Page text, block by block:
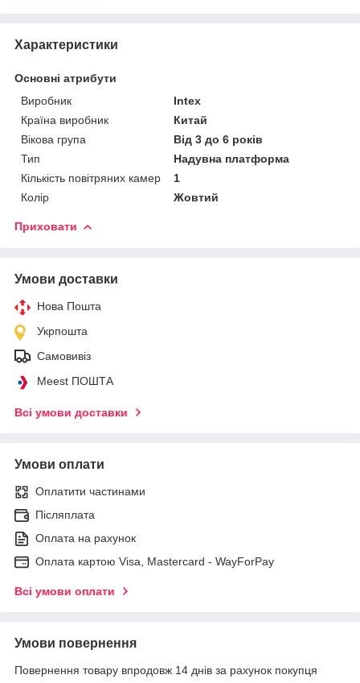
Характеристики
Основні атрибути
Виробник
Intex
Країна виробник
Китай
Вікова група
Від 3 до 6 років
Тип
Надувна платформа
Кількість повітряних камер
1
Колір
Жовтий
Приховати
Умови доставки
Нова Пошта
Укрпошта
Самовивіз
Meest ПОШТА
Всі умови доставки
Умови оплати
Оплатити частинами
Післяплата
Оплата на рахунок
Оплата картою Visa, Mastercard - WayForPay
Всі умови оплати
Умови повернення
Повернення товару впродовж 14 днів за рахунок покупця